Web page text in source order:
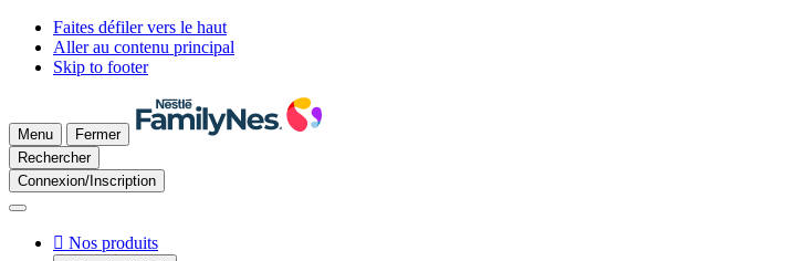
Faites défiler vers le haut
Aller au contenu principal
Skip to footer
Menu
Fermer
Rechercher
Connexion/Inscription
 Nos produits